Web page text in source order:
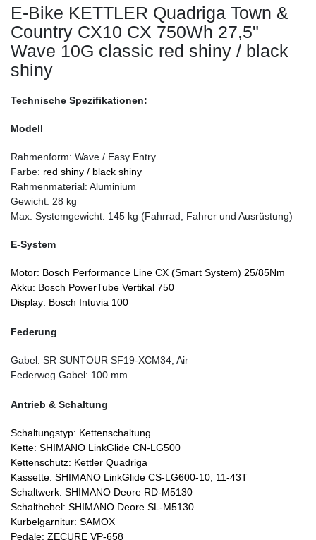
E-Bike KETTLER Quadriga Town &
Country CX10 CX 750Wh 27,5"
Wave 10G classic red shiny / black
shiny
Technische Spezifikationen:
Modell
Rahmenform: Wave / Easy Entry
Farbe: red shiny / black shiny
Rahmenmaterial: Aluminium
Gewicht: 28 kg
Max. Systemgewicht: 145 kg (Fahrrad, Fahrer und Ausrüstung)
E-System
Motor: Bosch Performance Line CX (Smart System) 25/85Nm
Akku: Bosch PowerTube Vertikal 750
Display: Bosch Intuvia 100
Federung
Gabel: SR SUNTOUR SF19-XCM34, Air
Federweg Gabel: 100 mm
Antrieb & Schaltung
Schaltungstyp: Kettenschaltung
Kette: SHIMANO LinkGlide CN-LG500
Kettenschutz: Kettler Quadriga
Kassette: SHIMANO LinkGlide CS-LG600-10, 11-43T
Schaltwerk: SHIMANO Deore RD-M5130
Schalthebel: SHIMANO Deore SL-M5130
Kurbelgarnitur: SAMOX
Pedale: ZECURE VP-658